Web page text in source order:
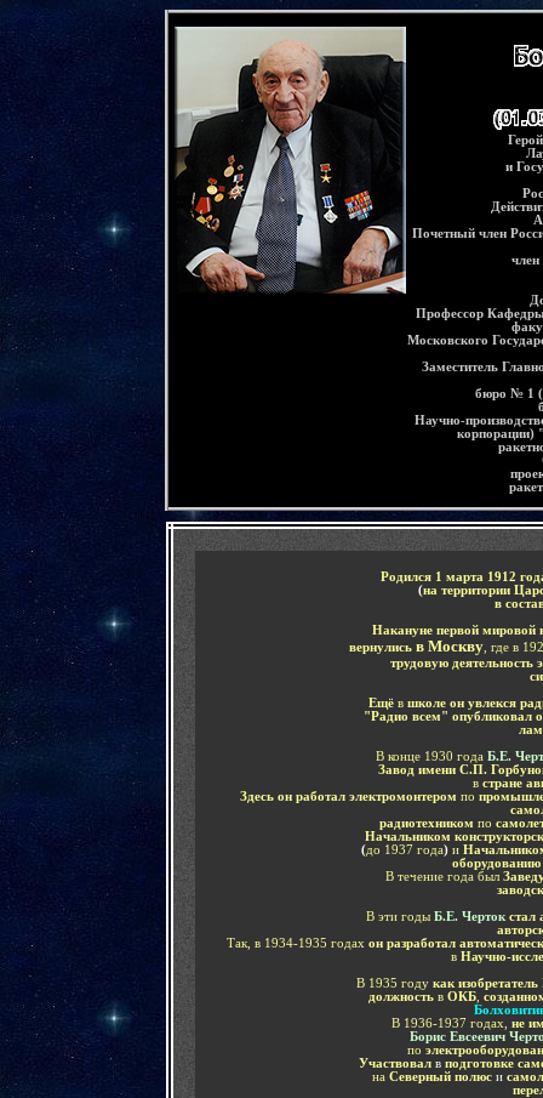
и
Почетный член
Профессор К
Московского
Заместитель
бюро № 1
Научно-
корпорации)
Родился 1 марта 1912
(на территории
в
Накануне первой мировой
вернулись вМоскву, где в
трудовую деятельность
Ещёвшколе он увлекся
"Радио всем" опубликовал
В конце 1930 года Б.Е.
Завод имени С.П.
в стране
Здесь он работал электромонтером по
радиотехником по
Начальником
(до 1937 года) и
оборудованию
В течение года был
В эти годы Б.Е. Черток стал
Так, в 1934-1935 годах он разработал
в Научно-
В 1935 году как изобретатель
должность в ОКБ
В 1936-1937 годах
не
Борис Евсеевич
по
Участвовалв подготовке
на Северный полюси